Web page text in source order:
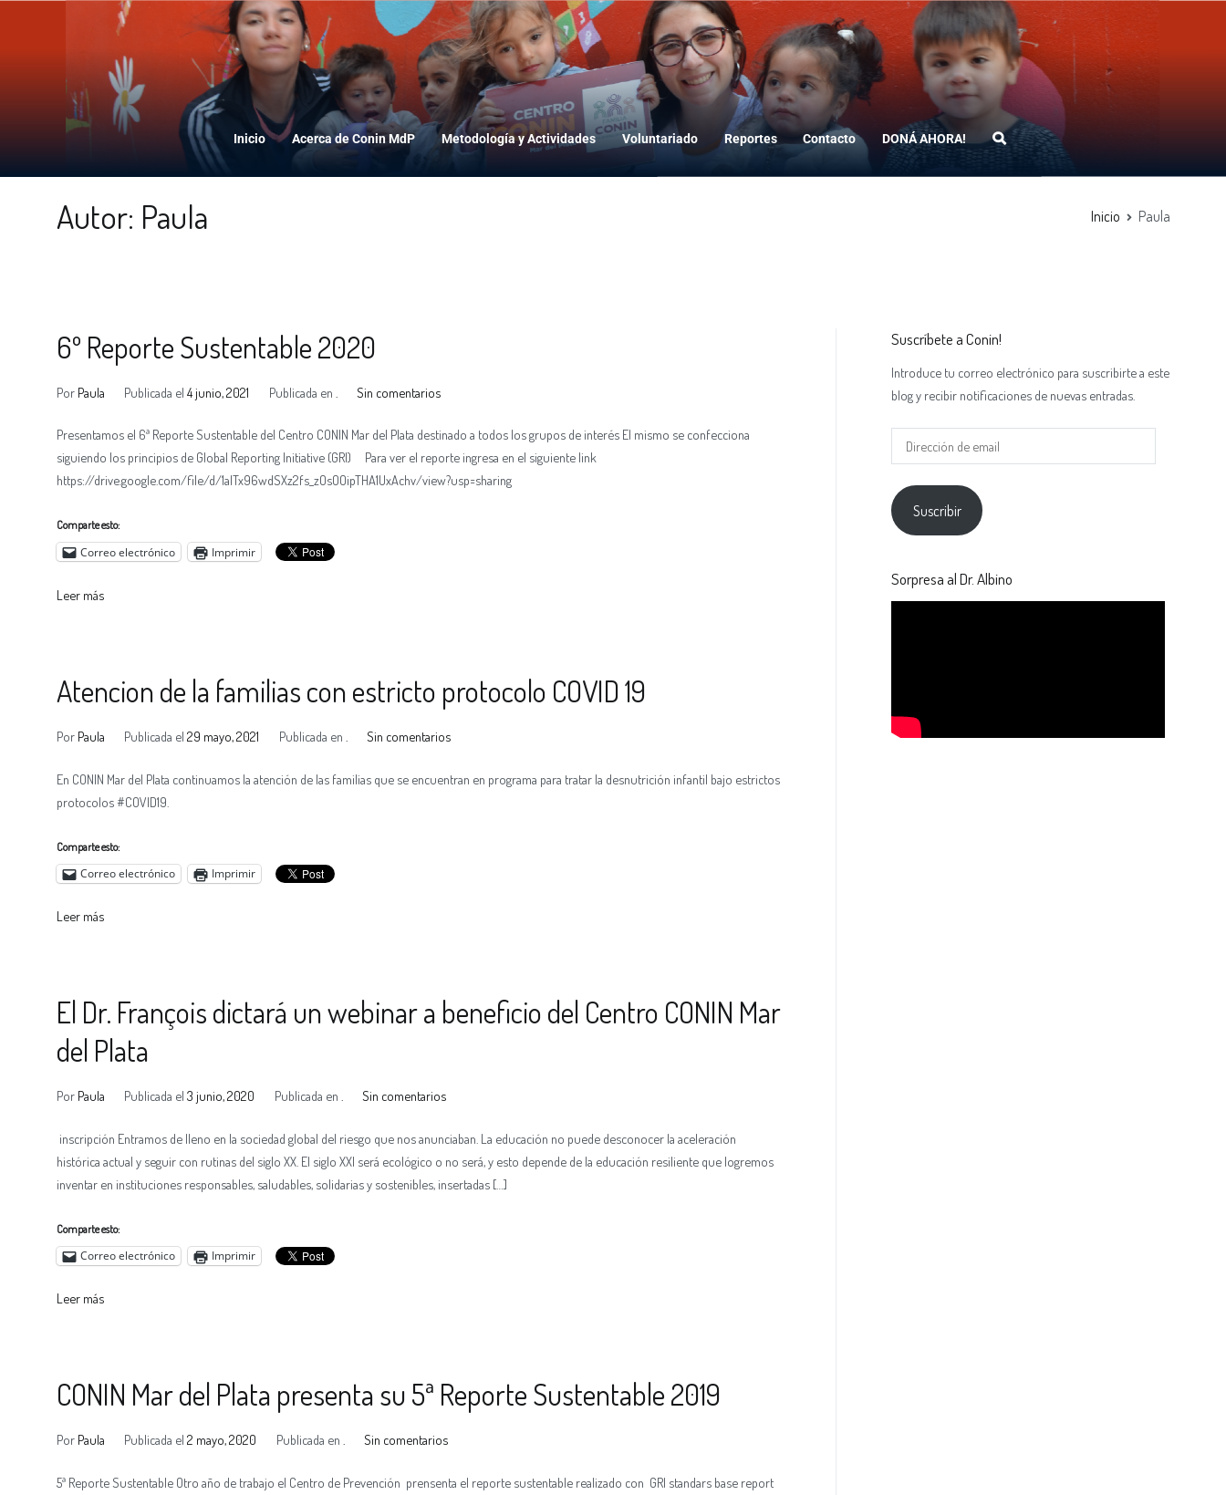
CONIN Mar del Plata
Inicio Acerca de Conin MdP Metodología y Actividades Voluntariado Reportes Contacto DONÁ AHORA!
Autor: Paula Inicio Paula
6º Reporte Sustentable 2020
Por Paula Publicada el4 junio, 2021 Publicada en Sin comentarios
Presentamos el 6ª Reporte Sustentable del Centro CONIN Mar del Plata destinado a todos los grupos de interés El mismo se confecciona
siguiendo los principios de Global Reporting Initiative (GRI) Para ver el reporte ingresa en el siguiente link
https://drive.google.com/file/d/1aITx96wdSXz2fs_zOsOOipTHA1UxAchv/view?usp=sharing
Comparte esto:
Correo electrónico Imprimir
Leer más
Atencion de la familias con estricto protocolo COVID 19
Por Paula Publicada el29 mayo, 2021 Publicada en Sin comentarios
En CONIN Mar del Plata continuamos la atención de las familias que se encuentran en programa para tratar la desnutrición infantil bajo estrictos
protocolos #COVID19.
Comparte esto:
Correo electrónico Imprimir
Leer más
El Dr. François dictará un webinar a beneficio del Centro CONIN Mar
del Plata
Por Paula Publicada el3 junio, 2020 Publicada en Sin comentarios
inscripción Entramos de lleno en la sociedad global del riesgo que nos anunciaban. La educación no puede desconocer la aceleración
histórica actual y seguir con rutinas del siglo XX. El siglo XXI será ecológico o no será, y esto depende de la educación resiliente que logremos
inventar en instituciones responsables, saludables, solidarias y sostenibles, insertadas […]
Comparte esto:
Correo electrónico Imprimir
Leer más
CONIN Mar del Plata presenta su 5ª Reporte Sustentable 2019
Por Paula Publicada el2 mayo, 2020 Publicada en Sin comentarios
5ª Reporte Sustentable Otro año de trabajo el Centro de Prevención prensenta el reporte sustentable realizado con GRI standars base report
Suscríbete a Conin!
Introduce tu correo electrónico para suscribirte a este
blog y recibir notificaciones de nuevas entradas.
Suscribir
Sorpresa al Dr. Albino